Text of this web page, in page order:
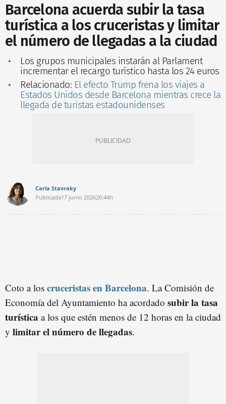
Barcelona acuerda subir la tasa
turística a los cruceristas y limitar
el número de llegadas a la ciudad
Los grupos municipales instarán al Parlament
incrementar el recargo turístico hasta los 24 euros
Relacionado: El efecto Trump frena los viajes a
Estados Unidos desde Barcelona mientras crece la
llegada de turistas estadounidenses
Carla Stavraky
Publicada17 junio 202620:44h
Coto a los cruceristas en Barcelona. La Comisión de
Economía del Ayuntamiento ha acordado subir la tasa
turística a los que estén menos de 12 horas en la ciudad
y limitar el número de llegadas.